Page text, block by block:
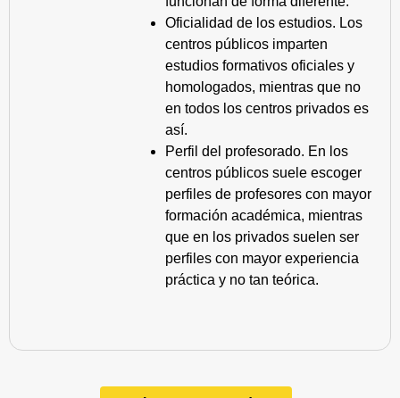
Oficialidad de los estudios. Los
centros públicos imparten
estudios formativos oficiales y
homologados, mientras que no
en todos los centros privados es
así.
Perfil del profesorado. En los
centros públicos suele escoger
perfiles de profesores con mayor
formación académica, mientras
que en los privados suelen ser
perfiles con mayor experiencia
práctica y no tan teórica.